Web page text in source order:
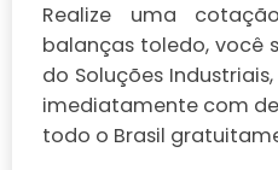
Realize uma
balanças toledo, você
do Soluções
imediatamente com
todo o Brasil